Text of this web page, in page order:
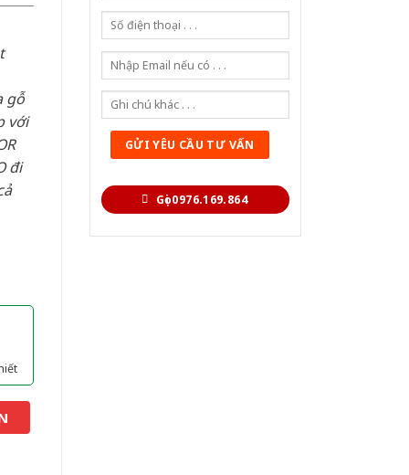
Gọi 0976.169.864
gỗ
với
đi